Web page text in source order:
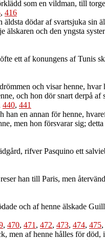
som en vildman, till
, 416
dödar af svartsjuka sin
och den yngsta
ett af konungens af Tunis
och visar henne,
och hon dör snart derpå af
440, 441
en annan för henne,
men hon försvarar sig;
rifver Pasquino ett
han till Paris, men
och af henne älskade
, 470, 471 , 472, 473, 474, 475,
men af henne hålles för